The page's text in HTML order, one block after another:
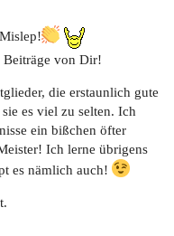
Beiträge von Dir!
die erstaunlich gute
es viel zu selten. Ich
ein bißchen öfter
Ich lerne übrigens
es nämlich auch!